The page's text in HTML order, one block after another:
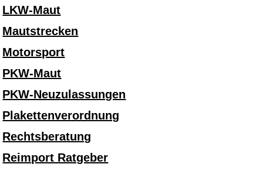
LKW-Maut
Mautstrecken
Motorsport
PKW-Maut
PKW-Neuzulassungen
Plakettenverordnung
Rechtsberatung
Reimport Ratgeber